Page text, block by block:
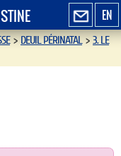
EN
>DEUIL PÉRINATAL>3. LE